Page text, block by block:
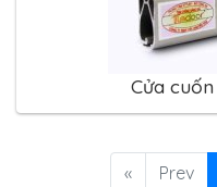
Cửa
« Prev